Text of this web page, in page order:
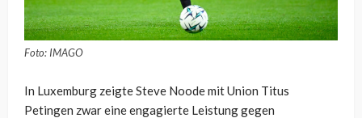
Foto: IMAGO
In Luxemburg zeigte Steve Noode mit Union Titus
Petingen zwar eine engagierte Leistung gegen